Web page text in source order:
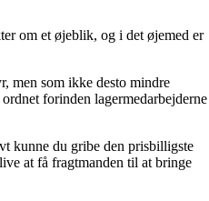
om et øjeblik, og i det øjemed er
men som ikke desto mindre
forinden lagermedarbejderne
kunne du gribe den prisbilligste
at få fragtmanden til at bringe